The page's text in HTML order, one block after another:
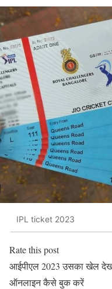
IPL ticket 2023
Rate this post
आईपीएल 2023 उसका खेल
ऑनलाइन कैसे बुक करें